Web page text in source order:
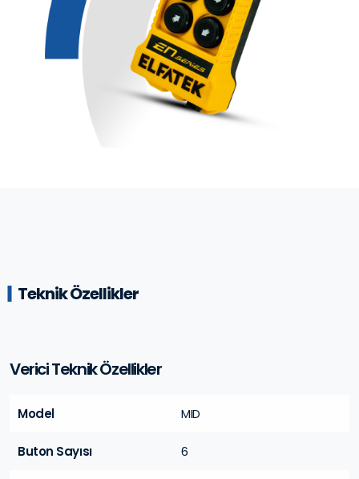
Teknik Özellikler
Verici Teknik Özellikler
Model MID
Buton Sayısı 6